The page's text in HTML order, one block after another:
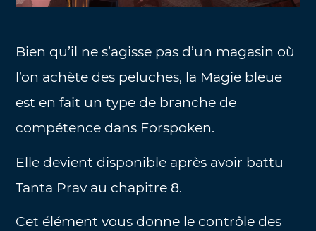
Bien qu’il ne s’agisse pas d’un magasin où
l’on achète des peluches, la Magie bleue
est en fait un type de branche de
compétence dans Forspoken.
Elle devient disponible après avoir battu
Tanta Prav au chapitre 8.
Cet élément vous donne le contrôle des